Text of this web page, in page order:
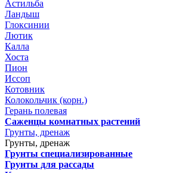
Астильба
Ландыш
Глоксинии
Лютик
Калла
Хоста
Пион
Иссоп
Котовник
Колокольчик (корн.)
Герань полевая
Саженцы комнатных растений
Грунты, дренаж
Грунты, дренаж
Грунты специализированные
Грунты для рассады